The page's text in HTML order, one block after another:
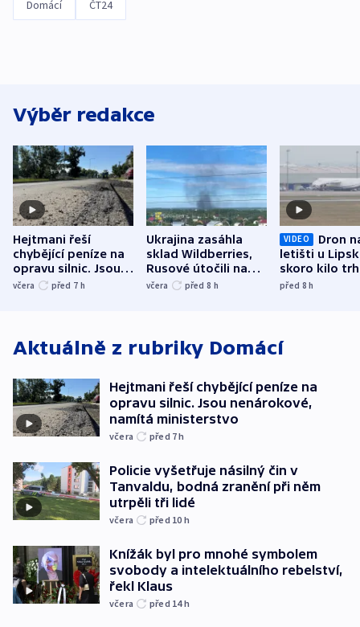
Domácí ČT24
Výběr redakce
Hejtmani řeší
chybějící peníze na
opravu silnic. Jsou
nenárokové, namítá
včera před 7 h
Ukrajina zasáhla
sklad Wildberries,
Rusové útočili na
trh, hasiče či
včera před 8 h
VIDEO
Dron
letišti u
skoro kilo
indicie
před 8h
Aktuálně z rubriky Domácí
Hejtmani řeší chybějící peníze na
opravu silnic. Jsou nenárokové,
namítá ministerstvo
včera před 7h
Policie vyšetřuje násilný čin v
Tanvaldu, bodná zranění při něm
utrpěli tři lidé
včera před 10 h
Knížák byl pro mnohé symbolem
svobody a intelektuálního rebelství,
řekl Klaus
včera před 14h